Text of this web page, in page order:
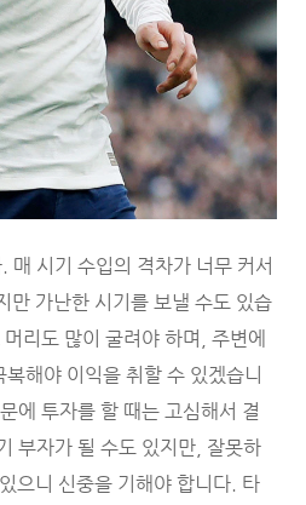
매 시기 수입의 격차가 너무 커서
만 가난한 시기를 보낼 수도 있습
리도 많이 굴려야 하며, 주변에
해야 이익을 취할 수 있겠습니
에 투자를 할 때는 고심해서 결
부자가 될 수도 있지만, 잘못하
으니 신중을 기해야 합니다. 타